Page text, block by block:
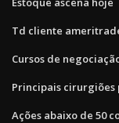
Td cliente
Cursos de
Principais cirurgiões
Ações abaixo de 50